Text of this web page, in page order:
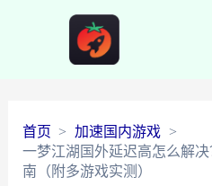
首页
加速国内游戏
一梦江湖国外延迟高怎么解
南（附多游戏实测）